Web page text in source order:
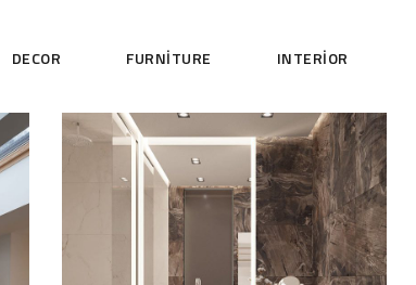
DECOR FURNITURE INTERIOR
Art Family Residence